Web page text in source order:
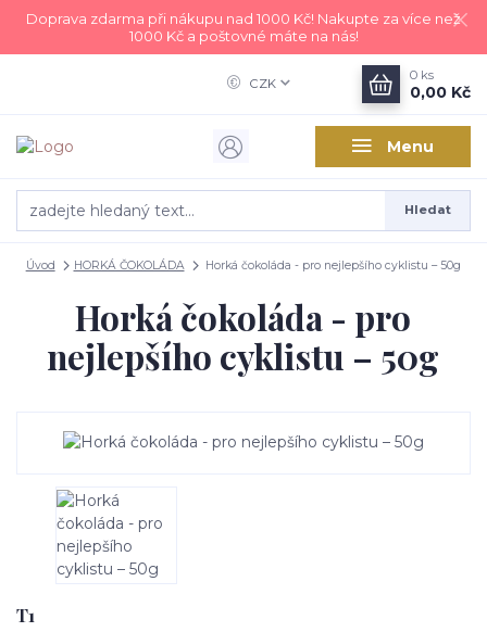
Doprava zdarma při nákupu nad 1000 Kč! Nakupte za více než
1000 Kč a poštovné máte na nás!
Menu
CZK
Hledat
0 ks
0,00 Kč
Úvod HORKÁ ČOKOLÁDA Horká čokoláda - pro nejlepšího cyklistu – 50g
Horká čokoláda - pro
nejlepšího cyklistu – 50g
T1